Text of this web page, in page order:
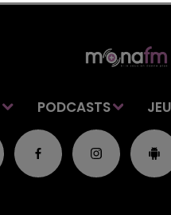
PODCASTS